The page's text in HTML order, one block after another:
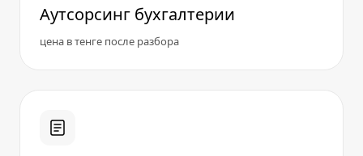
Аутсорсинг бухгалтерии
цена в тенге после разбора